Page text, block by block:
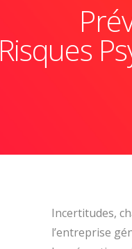
Risques
Incertitudes,
l’entreprise